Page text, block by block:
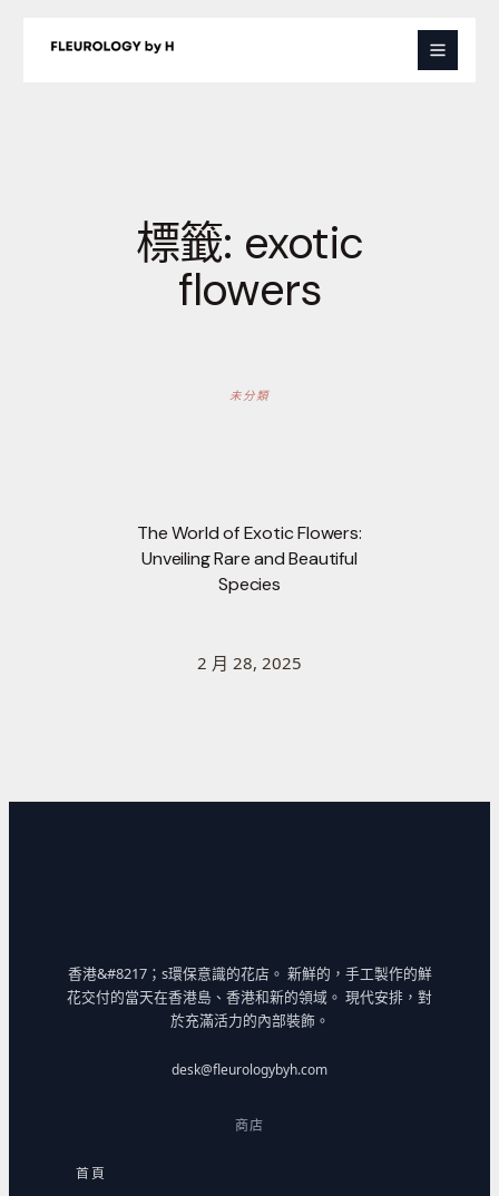
標籤: exotic
flowers
未分類
The World of Exotic Flowers:
Unveiling Rare and Beautiful
Species
2 月 28, 2025
香港&#8217；s環保意識的花店。 新鮮的，手工製作的鮮
花交付的當天在香港島、香港和新的領域。 現代安排，對
於充滿活力的內部裝飾。
desk@fleurologybyh.com
商店
首頁